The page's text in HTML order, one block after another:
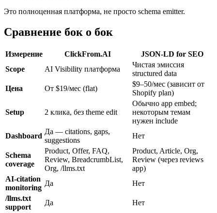
Это полноценная платформа, не просто schema emitter.
Сравнение бок о бок
Измерение ClickFrom.AI
JSON-LD for SEO
Scope
AI Visibility платформа
Чистая эмиссия
structured data
Цена
От $19/мес (flat)
$9–50/мес (зависит от
Shopify plan)
Setup 2 клика, без theme edit
Обычно app embed;
некоторым темам
нужен include
Dashboard
Да — citations, gaps,
suggestions
Нет
Schema
coverage
Product, Offer, FAQ,
Review, BreadcrumbList,
Org, /llms.txt
Product, Article, Org,
Review (через reviews
app)
AI-citation
monitoring
Да
Нет
/llms.txt
support
Да Нет